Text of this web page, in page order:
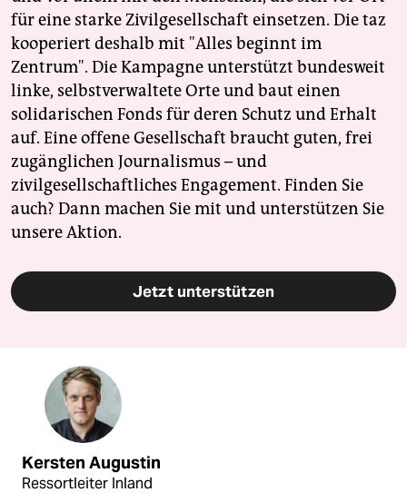
für eine starke Zivilgesellschaft einsetzen. Die taz
kooperiert deshalb mit "Alles beginnt im
Zentrum". Die Kampagne unterstützt bundesweit
linke, selbstverwaltete Orte und baut einen
solidarischen Fonds für deren Schutz und Erhalt
auf. Eine offene Gesellschaft braucht guten, frei
zugänglichen Journalismus – und
zivilgesellschaftliches Engagement. Finden Sie
auch? Dann machen Sie mit und unterstützen Sie
unsere Aktion.
Jetzt unterstützen
Kersten Augustin
Ressortleiter Inland